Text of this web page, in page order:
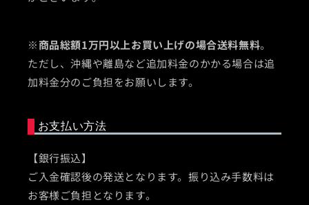
※商品総額1万円以上お買い上げの場合送料無料。
ただし、沖縄や離島など追加料金のかかる場合は追
加料金分のご負担をお願いします。
お支払い方法
【銀行振込】
ご入金確認後の発送となります。振り込み手数料は
お客様ご負担となります。